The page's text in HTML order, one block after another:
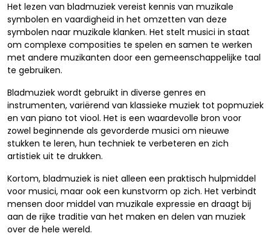
Het lezen van bladmuziek vereist kennis van muzikale
symbolen en vaardigheid in het omzetten van deze
symbolen naar muzikale klanken. Het stelt musici in staat
om complexe composities te spelen en samen te werken
met andere muzikanten door een gemeenschappelijke taal
te gebruiken.
Bladmuziek wordt gebruikt in diverse genres en
instrumenten, variërend van klassieke muziek tot popmuziek
en van piano tot viool. Het is een waardevolle bron voor
zowel beginnende als gevorderde musici om nieuwe
stukken te leren, hun techniek te verbeteren en zich
artistiek uit te drukken.
Kortom, bladmuziek is niet alleen een praktisch hulpmiddel
voor musici, maar ook een kunstvorm op zich. Het verbindt
mensen door middel van muzikale expressie en draagt bij
aan de rijke traditie van het maken en delen van muziek
over de hele wereld.